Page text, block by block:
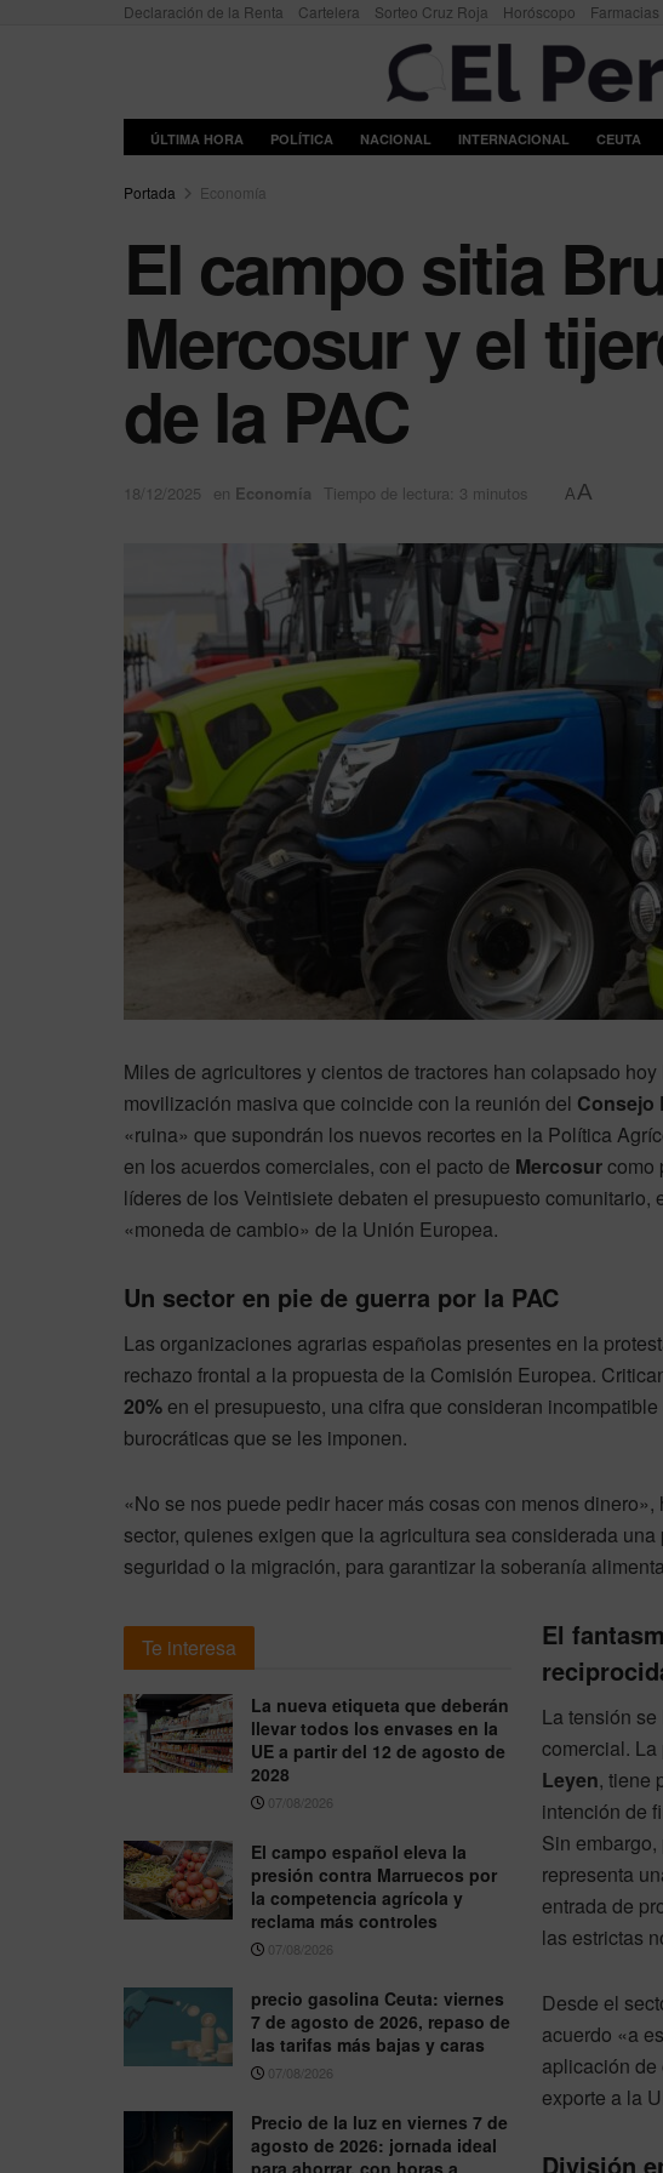
Declaración de la Renta Cartelera Sorteo Cruz Roja Horóscopo Farmacias
ÚLTIMA HORA POLÍTICA NACIONAL INTERNACIONAL CEUTA
Portada Economía
El campo sitia
Mercosur y el
de la PAC
18/12/2025 en Economía Tiempo de lectura: 3 minutos AA
Miles de agricultores y cientos de tractores han colapsado
movilización masiva que coincide con la reunión del Consejo
«ruina» que supondrán los nuevos recortes en la Política
en los acuerdos comerciales, con el pacto de Mercosurcomo
líderes de los Veintisiete debaten el presupuesto
«moneda de cambio» de la Unión Europea.
Un sector en pie de guerra por la PAC
Las organizaciones agrarias españolas presentes en la
rechazo frontal a la propuesta de la Comisión Europea.
20% en el presupuesto, una cifra que consideran
burocráticas que se les imponen.
«No se nos puede pedir hacer más cosas con menos
sector, quienes exigen que la agricultura sea considerada una
seguridad o la migración, para garantizar la soberanía
Te interesa
La nueva etiqueta que deberán
llevar todos los envases en la
UE a partir del 12 de agosto de
2028
07/08/2026
El campo español eleva la
presión contra Marruecos por
la competencia agrícola y
reclama más controles
07/08/2026
precio gasolina Ceuta: viernes
7 de agosto de 2026, repaso de
las tarifas más bajas y caras
07/08/2026
Precio de la luz en viernes 7 de
agosto de 2026: jornada ideal
El
La tensión
comercial.
Leyen, tiene
intención de
Sin
representa
entrada de
las estrictas
Desde el
acuerdo «a
aplicación de
exporte a la
División